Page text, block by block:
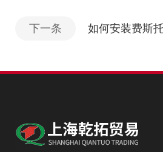
下一条 如何安装费斯